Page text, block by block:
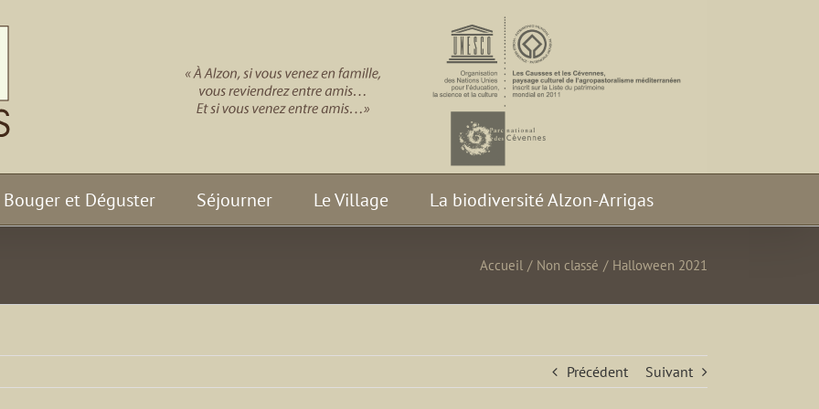
Bouger et Déguster Séjourner Le Village La biodiversité Alzon-Arrigas
Accueil / Non classé / Halloween 2021
Précédent Suivant